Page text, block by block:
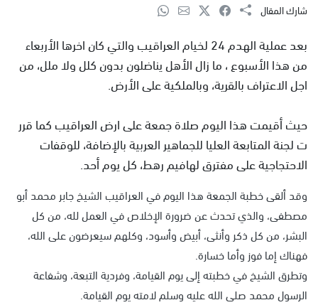
شارك المقال
بعد عملية الهدم 24 لخيام العراقيب والتي كان اخرها الأربعاء
من هذا الأسبوع ، ما زال الأهل يناضلون بدون كلل ولا ملل، من
اجل الاعتراف بالقرية، وبالملكية على الأرض.
حيث أقيمت هذا اليوم صلاة جمعة على ارض العراقيب كما قرر
ت لجنة المتابعة العليا للجماهير العربية بالإضافة، للوقفات
الاحتجاجية على مفترق لهافيم رهط، كل يوم أحد.
وقد ألقى خطبة الجمعة هذا اليوم في العراقيب الشيخ جابر محمد أبو
مصطفى، والذي تحدث عن ضرورة الإخلاص في العمل لله، من كل
البشر، من كل ذكر وأنثى، أبيض وأسود، وكلهم سيعرضون على الله،
فهناك إما فوز وأما خسارة.
وتطرق الشيخ في خطبته إلى يوم القيامة، وفردية التبعة، وشفاعة
الرسول محمد صلى الله عليه وسلم لامته يوم القيامة.